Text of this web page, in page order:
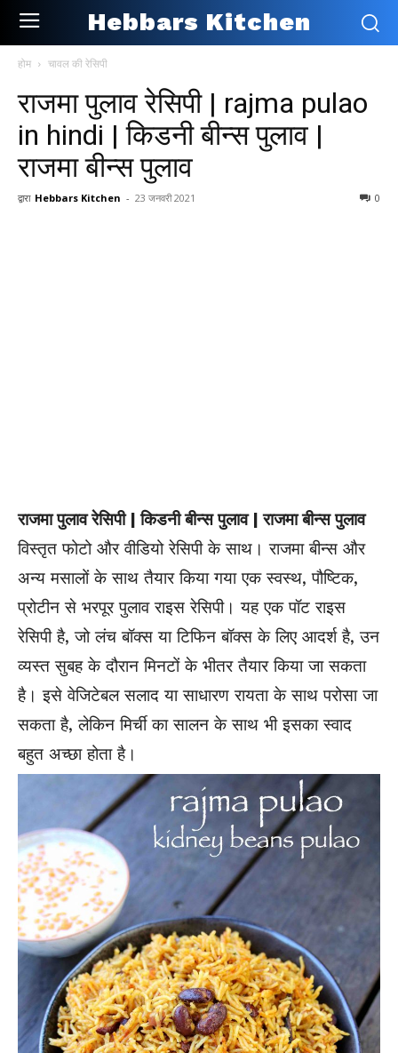
Hebbars Kitchen
होम चावल की रेसिपी
राजमा पुलाव रेसिपी | rajma pulao
in hindi | किडनी बीन्स पुलाव |
राजमा बीन्स पुलाव
द्वारा Hebbars Kitchen - 23 जनवरी 2021 0
राजमा पुलाव रेसिपी | किडनी बीन्स पुलाव | राजमा बीन्स पुलाव
विस्तृत फोटो और वीडियो रेसिपी के साथ। राजमा बीन्स और
अन्य मसालों के साथ तैयार किया गया एक स्वस्थ, पौष्टिक,
प्रोटीन से भरपूर पुलाव राइस रेसिपी। यह एक पॉट राइस
रेसिपी है, जो लंच बॉक्स या टिफिन बॉक्स के लिए आदर्श है, उन
व्यस्त सुबह के दौरान मिनटों के भीतर तैयार किया जा सकता
है। इसे वेजिटेबल सलाद या साधारण रायता के साथ परोसा जा
सकता है, लेकिन मिर्ची का सालन के साथ भी इसका स्वाद
बहुत अच्छा होता है।